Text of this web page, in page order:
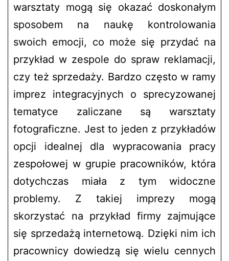
warsztaty mogą się okazać doskonałym
sposobem na naukę kontrolowania
swoich emocji, co może się przydać na
przykład w zespole do spraw reklamacji,
czy też sprzedaży. Bardzo często w ramy
imprez integracyjnych o sprecyzowanej
tematyce zaliczane są warsztaty
fotograficzne. Jest to jeden z przykładów
opcji idealnej dla wypracowania pracy
zespołowej w grupie pracowników, która
dotychczas miała z tym widoczne
problemy. Z takiej imprezy mogą
skorzystać na przykład firmy zajmujące
się sprzedażą internetową. Dzięki nim ich
pracownicy dowiedzą się wielu cennych